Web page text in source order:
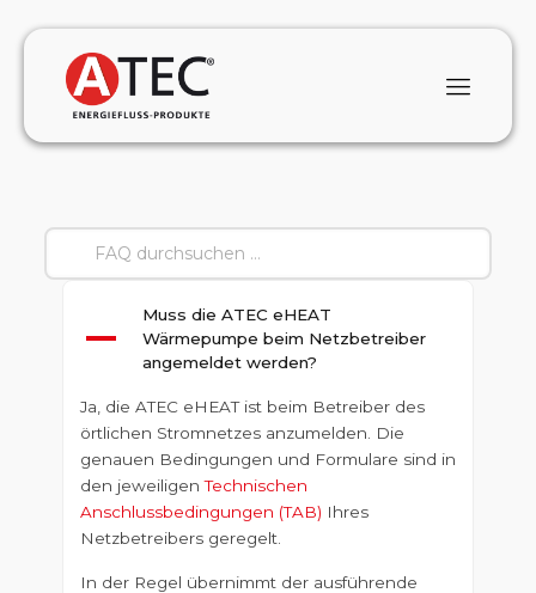
A
Muss die ATEC eHEAT
Wärmepumpe beim Netzbetreiber
angemeldet werden?
Ja, die ATEC eHEAT ist beim Betreiber des
örtlichen Stromnetzes anzumelden. Die
genauen Bedingungen und Formulare sind in
den jeweiligenTechnischen
Anschlussbedingungen (TAB) Ihres
Netzbetreibers geregelt.
In der Regel übernimmt der ausführende